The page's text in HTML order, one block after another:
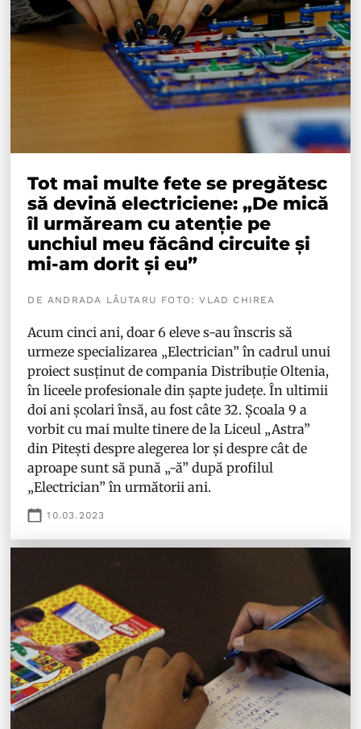
Tot mai multe fete se pregătesc
să devină electriciene: „De mică
îl urmăream cu atenție pe
unchiul meu făcând circuite și
mi-am dorit și eu”
DE ANDRADA LĂUTARU FOTO: VLAD CHIREA
Acum cinci ani, doar 6 eleve s-au înscris să
urmeze specializarea „Electrician” în cadrul unui
proiect susținut de compania Distribuție Oltenia,
în liceele profesionale din șapte județe. În ultimii
doi ani școlari însă, au fost câte 32. Școala 9 a
vorbit cu mai multe tinere de la Liceul „Astra”
din Pitești despre alegerea lor și despre cât de
aproape sunt să pună „-ă” după profilul
„Electrician” în următorii ani.
10.03.2023